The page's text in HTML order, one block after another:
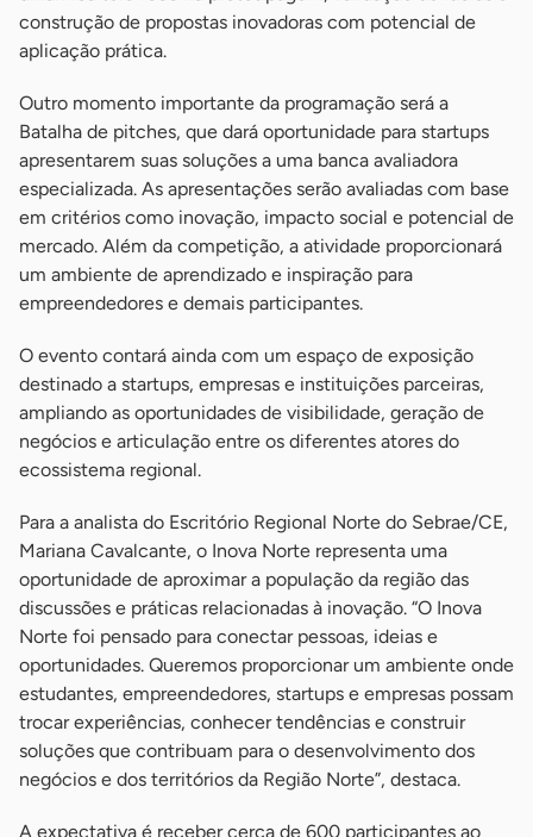
construção de propostas inovadoras com potencial de
aplicação prática.
Outro momento importante da programação será a
Batalha de pitches, que dará oportunidade para startups
apresentarem suas soluções a uma banca avaliadora
especializada. As apresentações serão avaliadas com base
em critérios como inovação, impacto social e potencial de
mercado. Além da competição, a atividade proporcionará
um ambiente de aprendizado e inspiração para
empreendedores e demais participantes.
O evento contará ainda com um espaço de exposição
destinado a startups, empresas e instituições parceiras,
ampliando as oportunidades de visibilidade, geração de
negócios e articulação entre os diferentes atores do
ecossistema regional.
Para a analista do Escritório Regional Norte do Sebrae/CE,
Mariana Cavalcante, o Inova Norte representa uma
oportunidade de aproximar a população da região das
discussões e práticas relacionadas à inovação. “O Inova
Norte foi pensado para conectar pessoas, ideias e
oportunidades. Queremos proporcionar um ambiente onde
estudantes, empreendedores, startups e empresas possam
trocar experiências, conhecer tendências e construir
soluções que contribuam para o desenvolvimento dos
negócios e dos territórios da Região Norte”, destaca.
A expectativa é receber cerca de 600 participantes ao